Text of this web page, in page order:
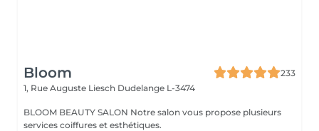
Bloom
233
1, Rue Auguste Liesch Dudelange L-3474
BLOOM BEAUTY SALON Notre salon vous propose plusieurs
services coiffures et esthétiques.